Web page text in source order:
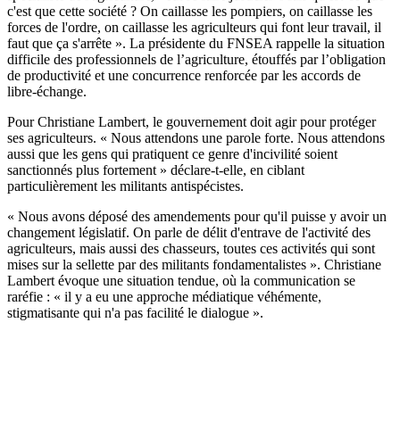
c'est que cette société ? On caillasse les pompiers, on caillasse les
forces de l'ordre, on caillasse les agriculteurs qui font leur travail, il
faut que ça s'arrête ». La présidente du FNSEA rappelle la situation
difficile des professionnels de l’agriculture, étouffés par l’obligation
de productivité et une concurrence renforcée par les accords de
libre-échange.
Pour Christiane Lambert, le gouvernement doit agir pour protéger
ses agriculteurs. « Nous attendons une parole forte. Nous attendons
aussi que les gens qui pratiquent ce genre d'incivilité soient
sanctionnés plus fortement » déclare-t-elle, en ciblant
particulièrement les militants antispécistes.
« Nous avons déposé des amendements pour qu'il puisse y avoir un
changement législatif. On parle de délit d'entrave de l'activité des
agriculteurs, mais aussi des chasseurs, toutes ces activités qui sont
mises sur la sellette par des militants fondamentalistes ». Christiane
Lambert évoque une situation tendue, où la communication se
raréfie : « il y a eu une approche médiatique véhémente,
stigmatisante qui n'a pas facilité le dialogue ».